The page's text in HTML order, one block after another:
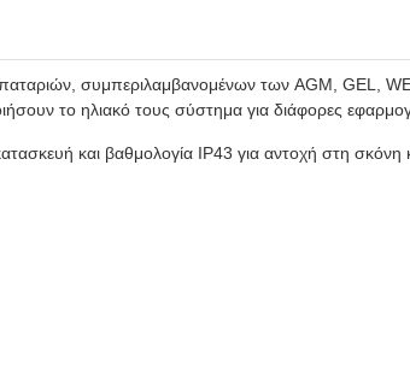
μπαταριών, συμπεριλαμβανομένων των AGM, GEL,
το ηλιακό τους σύστημα για διάφορες
και βαθμολογία IP43 για αντοχή στη σκόνη